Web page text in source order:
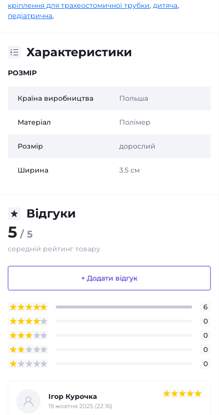
кріплення для трахеостомичної трубки, дитяча,
педіатрична,
Характеристики
РОЗМІР
Країна виробництва Польша
Матеріал Полімер
Розмір дорослий
Ширина 3.5 см
Відгуки
5 / 5
середній рейтинг товару
+ Додати відгук
6
0
0
0
0
Ігор Курочка
19 жовтня 2025 (22:16)